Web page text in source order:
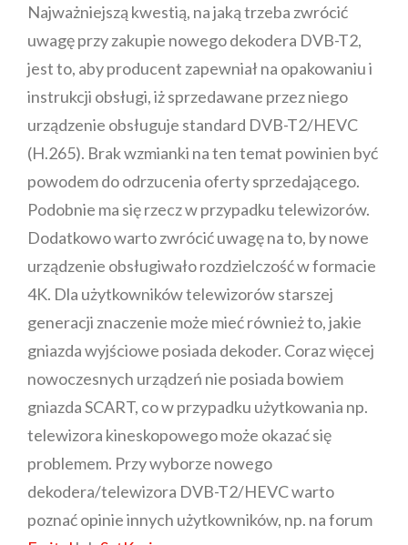
Najważniejszą kwestią, na jaką trzeba zwrócić
uwagę przy zakupie nowego dekodera DVB-T2,
jest to, aby producent zapewniał na opakowaniu i
instrukcji obsługi, iż sprzedawane przez niego
urządzenie obsługuje standard DVB-T2/HEVC
(H.265). Brak wzmianki na ten temat powinien być
powodem do odrzucenia oferty sprzedającego.
Podobnie ma się rzecz w przypadku telewizorów.
Dodatkowo warto zwrócić uwagę na to, by nowe
urządzenie obsługiwało rozdzielczość w formacie
4K. Dla użytkowników telewizorów starszej
generacji znaczenie może mieć również to, jakie
gniazda wyjściowe posiada dekoder. Coraz więcej
nowoczesnych urządzeń nie posiada bowiem
gniazda SCART, co w przypadku użytkowania np.
telewizora kineskopowego może okazać się
problemem. Przy wyborze nowego
dekodera/telewizora DVB-T2/HEVC warto
poznać opinie innych użytkowników, np. na forum